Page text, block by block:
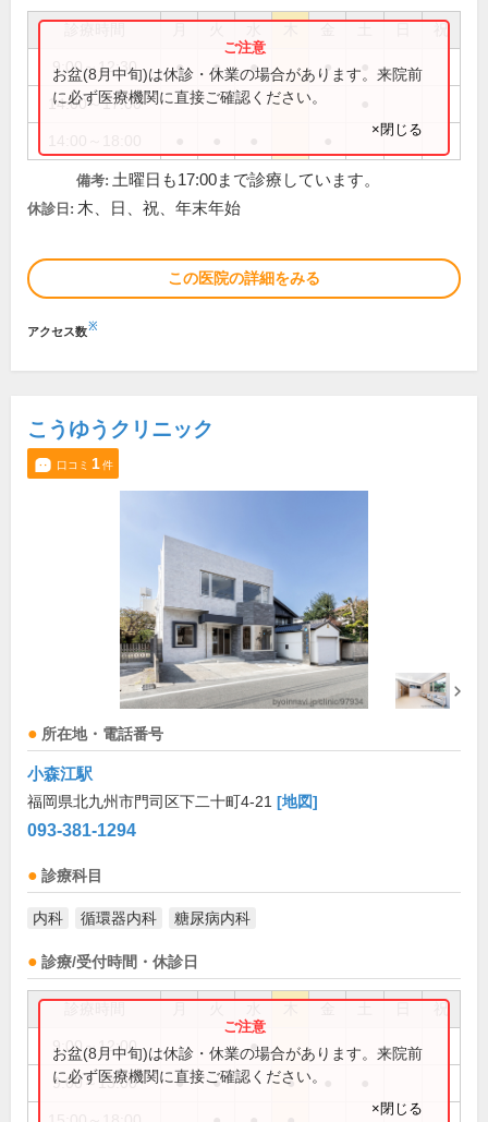
祝
9:00～12:30 ● ● ● ●
14:00～17:00
お盆(8月中旬)は休診・休業の場合があります。来院前
に必ず医療機関に直接ご確認ください。
×閉じる
備考: 土曜日も17:00まで診療しています。
休診日: 木、日、祝、年末年始
この医院の詳細をみる
アクセス数※
こうゆうクリニック
口コミ 1件
所在地・電話番号
小森江駅
福岡県北九州市門司区下二十町4-21 [地図]
093-381-1294
診療科目
内科 循環器内科 糖尿病内科
診療/受付時間・休診日
祝
9:00～12:00 ●
9:00～13:00 ● ● ●
お盆(8月中旬)は休診・休業の場合があります。来院前
に必ず医療機関に直接ご確認ください。
×閉じる